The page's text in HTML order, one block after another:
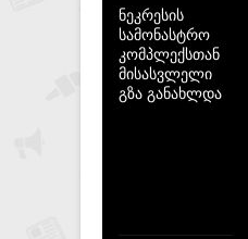
ნეკრესის
სამონასტრო
კომპლექსთან
მისასვლელი
გზა განახლდა